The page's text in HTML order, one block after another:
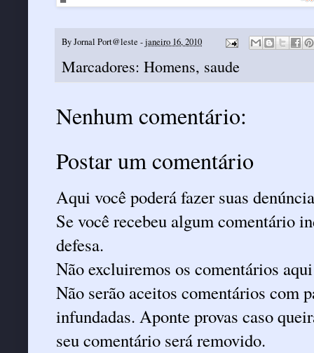
ByJornal Port@leste -janeiro 16, 2010
Marcadores: Homens, saude
Nenhum comentário:
Postar um comentário
Aqui você poderá fazer suas
Se você recebeu algum comentário
defesa.
Não excluiremos os comentários
Não serão aceitos comentários com
infundadas. Aponte provas caso
seu comentário será removido.